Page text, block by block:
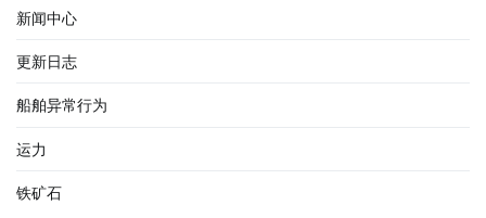
新闻中心
更新日志
船舶异常行为
运力
铁矿石